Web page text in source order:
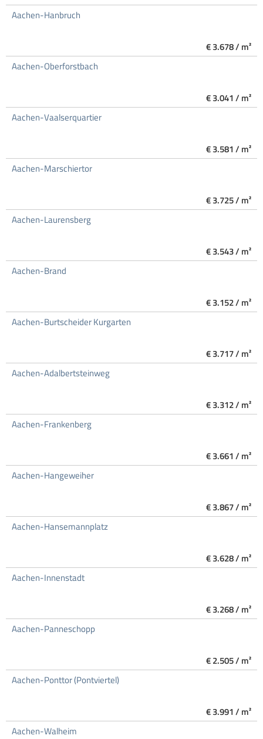
Aachen-Hanbruch
€ 3.678 / m²
Aachen-Oberforstbach
€ 3.041 / m²
Aachen-Vaalserquartier
€ 3.581 / m²
Aachen-Marschiertor
€ 3.725 / m²
Aachen-Laurensberg
€ 3.543 / m²
Aachen-Brand
€ 3.152 / m²
Aachen-Burtscheider Kurgarten
€ 3.717 / m²
Aachen-Adalbertsteinweg
€ 3.312 / m²
Aachen-Frankenberg
€ 3.661 / m²
Aachen-Hangeweiher
€ 3.867 / m²
Aachen-Hansemannplatz
€ 3.628 / m²
Aachen-Innenstadt
€ 3.268 / m²
Aachen-Panneschopp
€ 2.505 / m²
Aachen-Ponttor (Pontviertel)
€ 3.991 / m²
Aachen-Walheim